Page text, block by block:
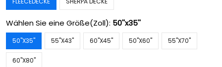
Wählen Sie eine Größe(Zoll): 50''x35''
50''X35'' 55''X43'' 60''X45'' 50''X60'' 55''X70''
60''X80''